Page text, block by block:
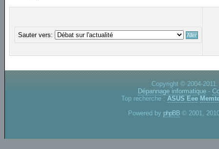
Sauter vers:
Copyright © 2004-
Dépannage informatique -
Top recherche : ASUS Eee
Powered by phpBB © 2001,